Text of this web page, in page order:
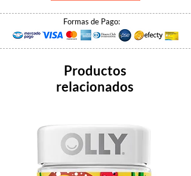
Formas de Pago:
Productos
relacionados